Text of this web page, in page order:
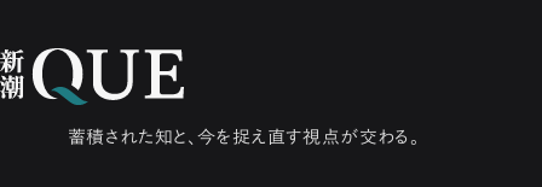
蓄積された知と、今を捉え直す視点が交わる。